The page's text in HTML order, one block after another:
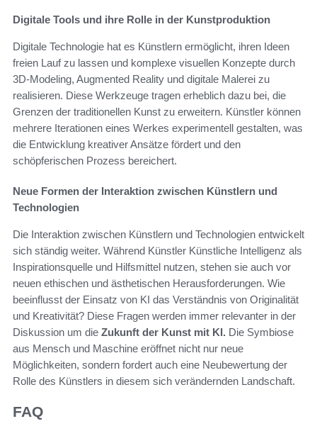
Digitale Tools und ihre Rolle in der Kunstproduktion
Digitale Technologie hat es Künstlern ermöglicht, ihren Ideen
freien Lauf zu lassen und komplexe visuellen Konzepte durch
3D-Modeling, Augmented Reality und digitale Malerei zu
realisieren. Diese Werkzeuge tragen erheblich dazu bei, die
Grenzen der traditionellen Kunst zu erweitern. Künstler können
mehrere Iterationen eines Werkes experimentell gestalten, was
die Entwicklung kreativer Ansätze fördert und den
schöpferischen Prozess bereichert.
Neue Formen der Interaktion zwischen Künstlern und
Technologien
Die Interaktion zwischen Künstlern und Technologien entwickelt
sich ständig weiter. Während Künstler Künstliche Intelligenz als
Inspirationsquelle und Hilfsmittel nutzen, stehen sie auch vor
neuen ethischen und ästhetischen Herausforderungen. Wie
beeinflusst der Einsatz von KI das Verständnis von Originalität
und Kreativität? Diese Fragen werden immer relevanter in der
Diskussion um die Zukunft der Kunst mit KI. Die Symbiose
aus Mensch und Maschine eröffnet nicht nur neue
Möglichkeiten, sondern fordert auch eine Neubewertung der
Rolle des Künstlers in diesem sich verändernden Landschaft.
FAQ